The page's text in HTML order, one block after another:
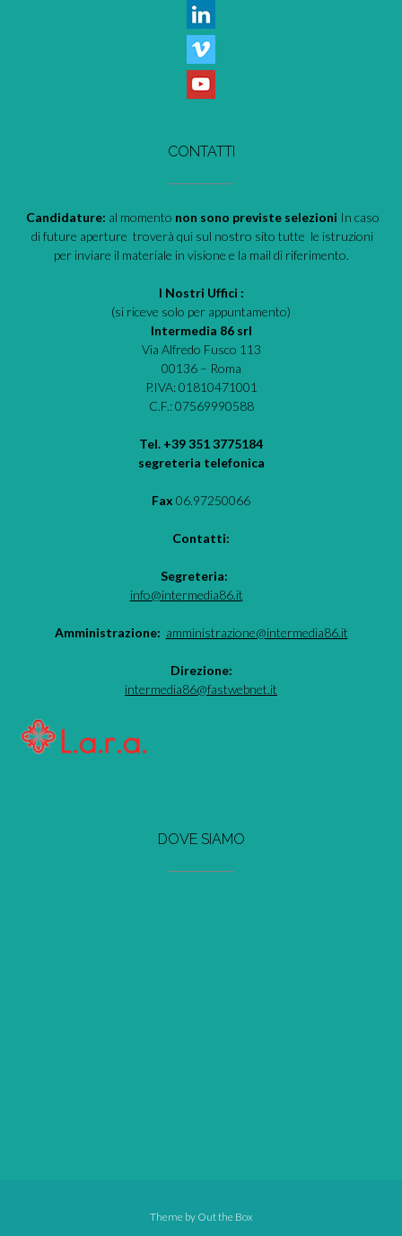
CONTATTI
Candidature: al momento non sono previste selezioni In caso
di future aperture troverà qui sul nostro sito tutte le istruzioni
per inviare il materiale in visione e la mail di riferimento.
I Nostri Uffici :
(si riceve solo per appuntamento)
Intermedia 86 srl
Via Alfredo Fusco 113
00136 – Roma
P.IVA: 01810471001
C.F.: 07569990588
Tel. +39 351 3775184
segreteria telefonica
Fax 06.97250066
Contatti:
Segreteria:
info@intermedia86.it
Amministrazione: amministrazione@intermedia86.it
Direzione:
intermedia86@fastwebnet.it
DOVE SIAMO
Theme by Out the Box